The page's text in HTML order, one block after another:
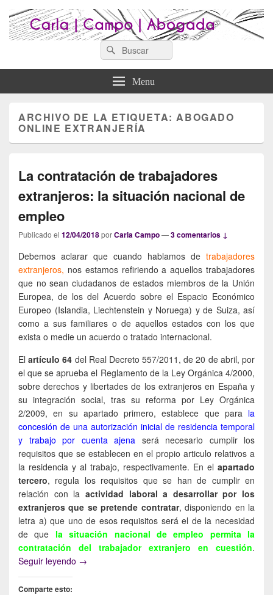
Abogados Lugo : Carla Campo
Abogada
Search
for:
Menu
ARCHIVO DE LA ETIQUETA:ABOGADO
ONLINE EXTRANJERÍA
La contratación de trabajadores
extranjeros: la situación nacional de
empleo
Publicado el 12/04/2018porCarla Campo—3 comentarios ↓
Debemos aclarar que cuando hablamos de trabajadores
extranjeros, nos estamos refiriendo a aquellos trabajadores
que no sean ciudadanos de estados miembros de la Unión
Europea, de los del Acuerdo sobre el Espacio Económico
Europeo (Islandia, Liechtenstein y Noruega) y de Suiza, así
como a sus familiares o de aquellos estados con los que
exista o medie un acuerdo o tratado internacional.
Elartículo 64 del Real Decreto 557/2011, de 20 de abril, por
el que se aprueba el Reglamento de la Ley Orgánica 4/2000,
sobre derechos y libertades de los extranjeros en España y
su integración social, tras su reforma por Ley Orgánica
2/2009, en su apartado primero, establece que para la
concesión de una autorización inicial de residencia temporal
y trabajo por cuenta ajena será necesario cumplir los
requisitos que se establecen en el propio articulo relativos a
la residencia y al trabajo, respectivamente. En el apartado
tercero, regula los requisitos que se han de cumplir en
relación con la actividad laboral a desarrollar por los
extranjeros que se pretende contratar, disponiendo en la
letra a) que uno de esos requisitos será el de la necesidad
de que la situación nacional de empleo permita la
contratación del trabajador extranjero en cuestión.
Seguir leyendo La contratación de trabajadores extranjeros: la
→
Comparte esto: